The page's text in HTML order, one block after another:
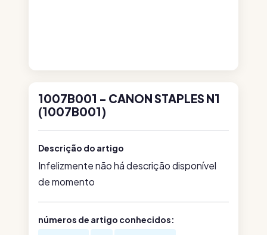
1007B001 - CANON STAPLES N1
(1007B001)
Descrição do artigo
Infelizmente não há descrição disponível
de momento
números de artigo conhecidos: